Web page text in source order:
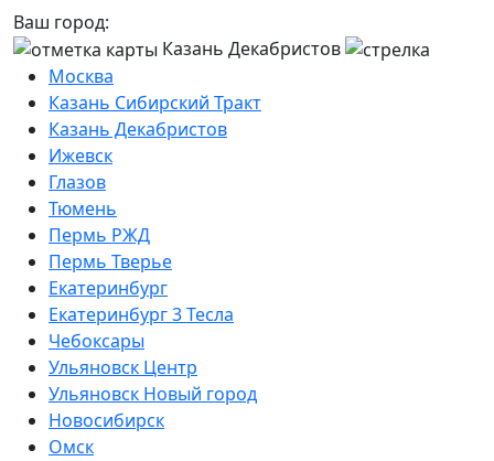
Ваш город:
Казань Декабристов
Москва
Казань Сибирский Тракт
Казань Декабристов
Ижевск
Глазов
Тюмень
Пермь РЖД
Пермь Тверье
Екатеринбург
Екатеринбург 3 Тесла
Чебоксары
Ульяновск Центр
Ульяновск Новый город
Новосибирск
Омск